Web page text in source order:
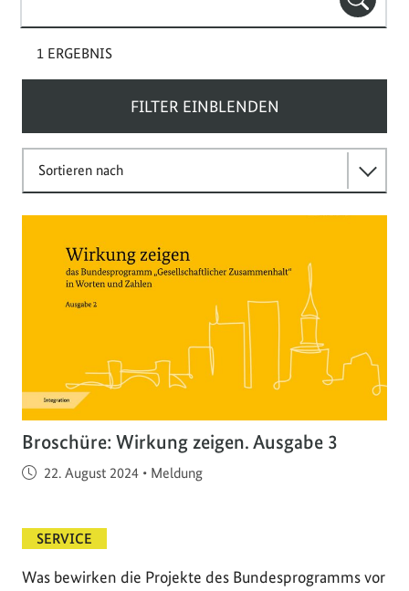
1 ERGEBNIS
FILTER EINBLENDEN
Sortieren nach
Broschüre: Wirkung zeigen. Ausgabe 3
Veröffentlicht am
22. August 2024 • Meldung
SERVICE
Was bewirken die Projekte des Bundesprogramms vor